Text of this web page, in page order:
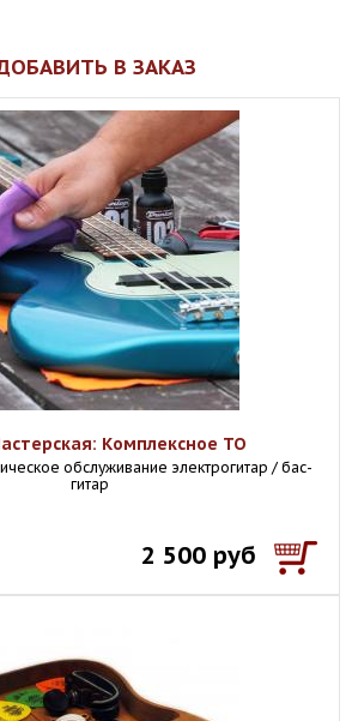
В ЗАКАЗ
Комплексное ТО
обслуживание электрогитар / бас-
гитар
2 500 руб